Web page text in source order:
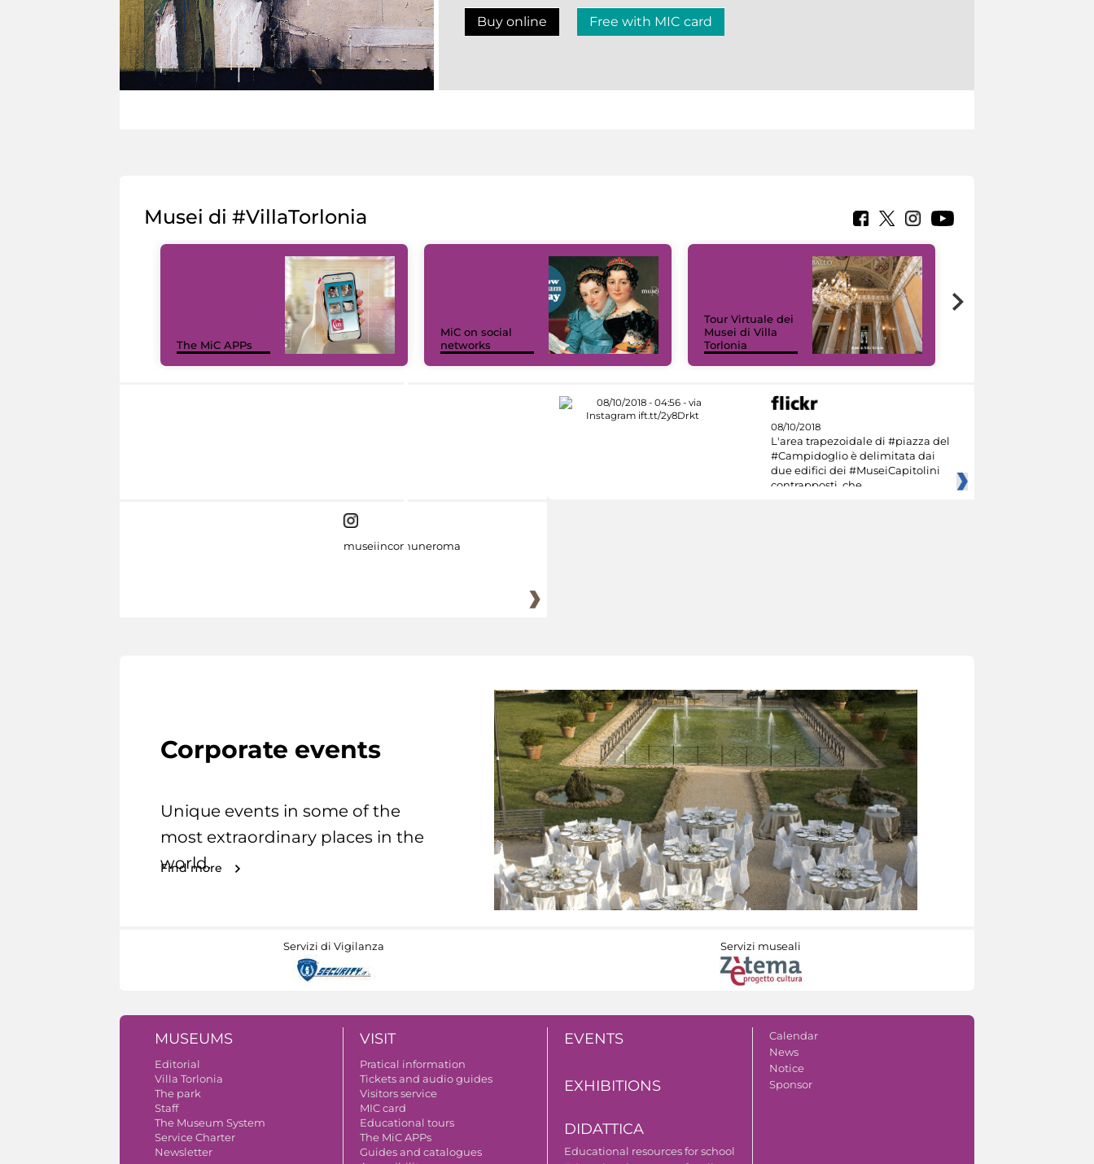
Buy online Free with MIC card
Musei di #VillaTorlonia
The MiC APPs
MiC on social
networks
Tour Virtuale dei
Musei di Villa
Torlonia
08/10/2018
L'area trapezoidale di #piazza del
#Campidoglio è delimitata dai
due edifici dei #MuseiCapitolini
contrapposti, che
museiincomuneroma
Corporate events
Unique events in some of the
most extraordinary places in the
world.
Find more
Servizi di Vigilanza Servizi museali
MUSEUMS
Editorial
Villa Torlonia
The park
Staff
The Museum System
Service Charter
Newsletter
VISIT
Pratical information
Tickets and audio guides
Visitors service
MIC card
Educational tours
The MiC APPs
Guides and catalogues
EVENTS
EXHIBITIONS
DIDATTICA
Educational resources for school
Calendar
News
Notice
Sponsor